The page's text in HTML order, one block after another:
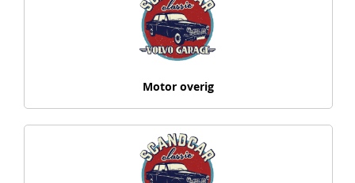
Motor overig